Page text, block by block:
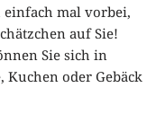
einfach mal vorbei,
auf Sie!
Sie sich in
Kuchen oder Gebäck